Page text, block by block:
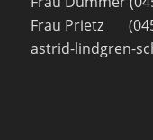
Frau Prietz
astrid-lindgren-